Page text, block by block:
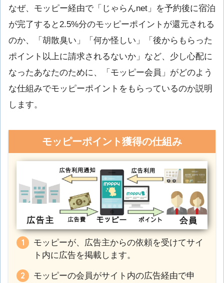
なぜ、モッピー経由で「じゃらんnet」を予約後に宿泊
が完了すると2.5%分のモッピーポイントが還元される
のか、「胡散臭い」「何か怪しい」「後からもらった
ポイント以上に請求されるないか」など、少し心配に
なったあなたのために、「モッピー会員」がどのよう
な仕組みでモッピーポイントをもらっているのか説明
します。
モッピーポイント獲得の仕組み
モッピーが、広告主からの依頼を受けてサイ
ト内に広告を掲載します。
モッピーの会員がサイト内の広告経由で申